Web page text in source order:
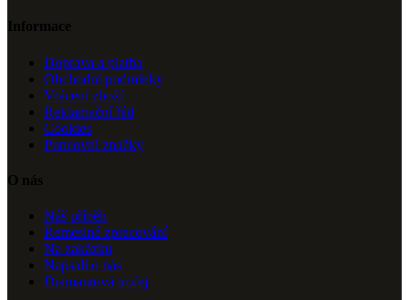
Informace
Doprava a platba
Obchodní podmínky
Vrácení zboží
Reklamační řád
Cookies
Puncovní značky
O nás
Náš příběh
Řemeslné zpracování
Na zakázku
Napsali o nás
Diamantová trofej